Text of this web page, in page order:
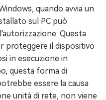
quando avvia un
sul PC può
Questa
proteggere il dispositivo
in esecuzione in
questa forma di
essere la causa
unità di rete, non viene